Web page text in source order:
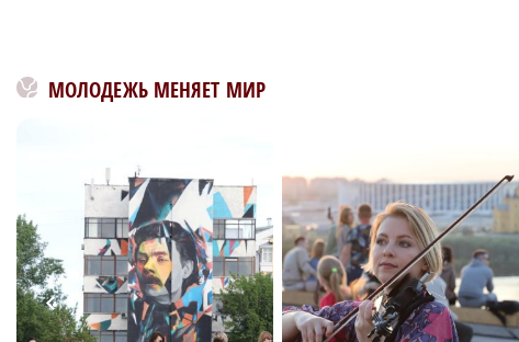
МОЛОДЕЖЬ МЕНЯЕТ МИР